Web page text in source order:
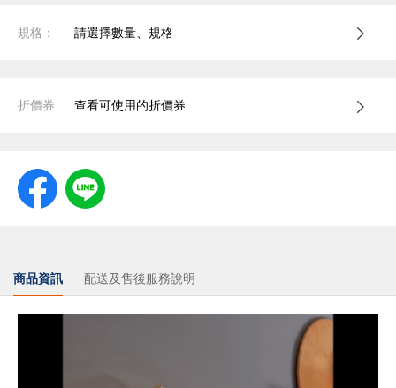
規格： 請選擇數量、規格
折價券 查看可使用的折價券
商品資訊 配送及售後服務說明